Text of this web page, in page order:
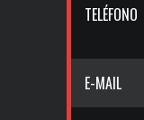
TELÉFONO
E-MAIL